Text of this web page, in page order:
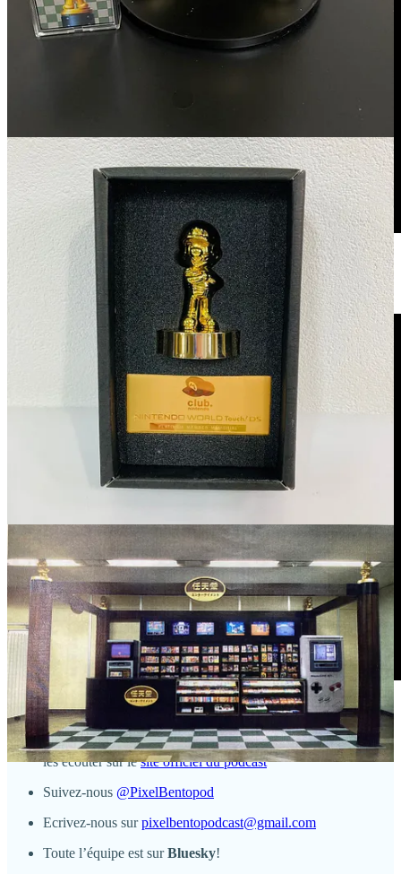
Et puis comme promis, voici la version complète (9mn+!) du track
Resurrections issu de la sublime bande originale du jeu Celeste,
composée par Lena Raine.
Quelques infos sur le podcast Pixel Bento :
Retrouvez tous les épisodes en téléchargement mais aussi où
les écouter sur lesite officiel du podcast
Suivez-nous @PixelBentopod
Ecrivez-nous surpixelbentopodcast@gmail.com
Toute l’équipe est surBluesky!